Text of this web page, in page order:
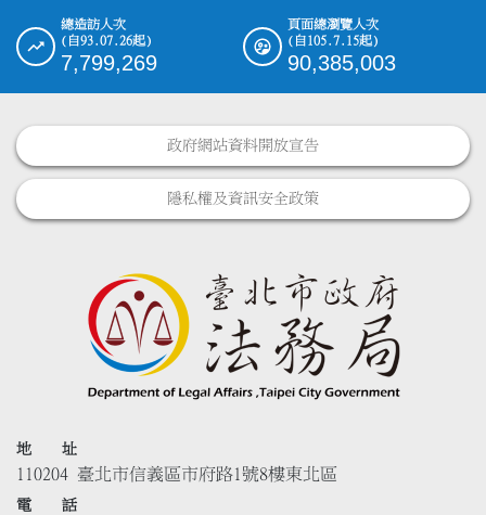
總造訪人次
(自93.07.26起)
7,799,269
頁面總瀏覽人次
(自105.7.15起)
90,385,003
政府網站資料開放宣告
隱私權及資訊安全政策
地 址
110204 臺北市信義區市府路1號8樓東北區
電 話